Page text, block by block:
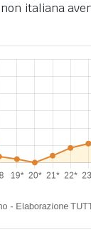
italiana